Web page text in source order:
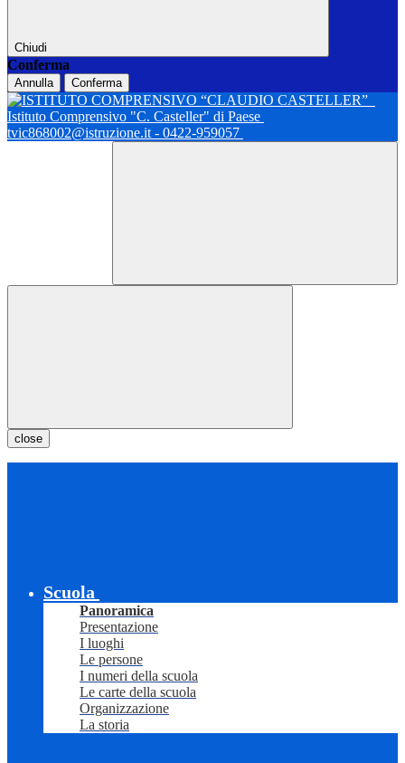
Chiudi
Conferma
Annulla Conferma
Istituto Comprensivo "C. Casteller" di Paese
tvic868002@istruzione.it - 0422-959057
close
Scuola
Panoramica
Presentazione
I luoghi
Le persone
I numeri della scuola
Le carte della scuola
Organizzazione
La storia